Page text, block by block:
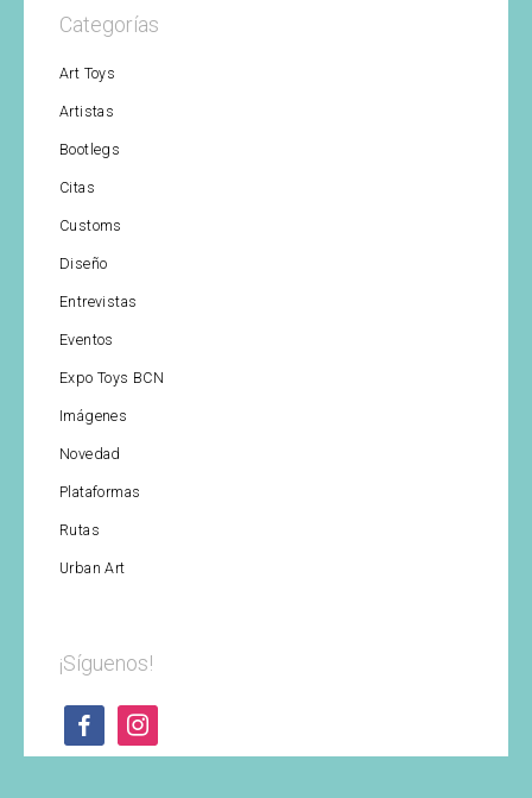
Categorías
Art Toys
Artistas
Bootlegs
Citas
Customs
Diseño
Entrevistas
Eventos
Expo Toys BCN
Imágenes
Novedad
Plataformas
Rutas
Urban Art
¡Síguenos!
facebook instagram